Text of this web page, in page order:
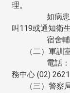
理。
如病患休克
叫119或通知衛
宿舍輔導員
（二）軍訓室
電話：24小
務中心 (02)
（三）警察